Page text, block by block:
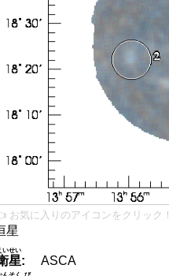
お気に入りのアイコンをクリック！
星
星
いせい
:
ASCA